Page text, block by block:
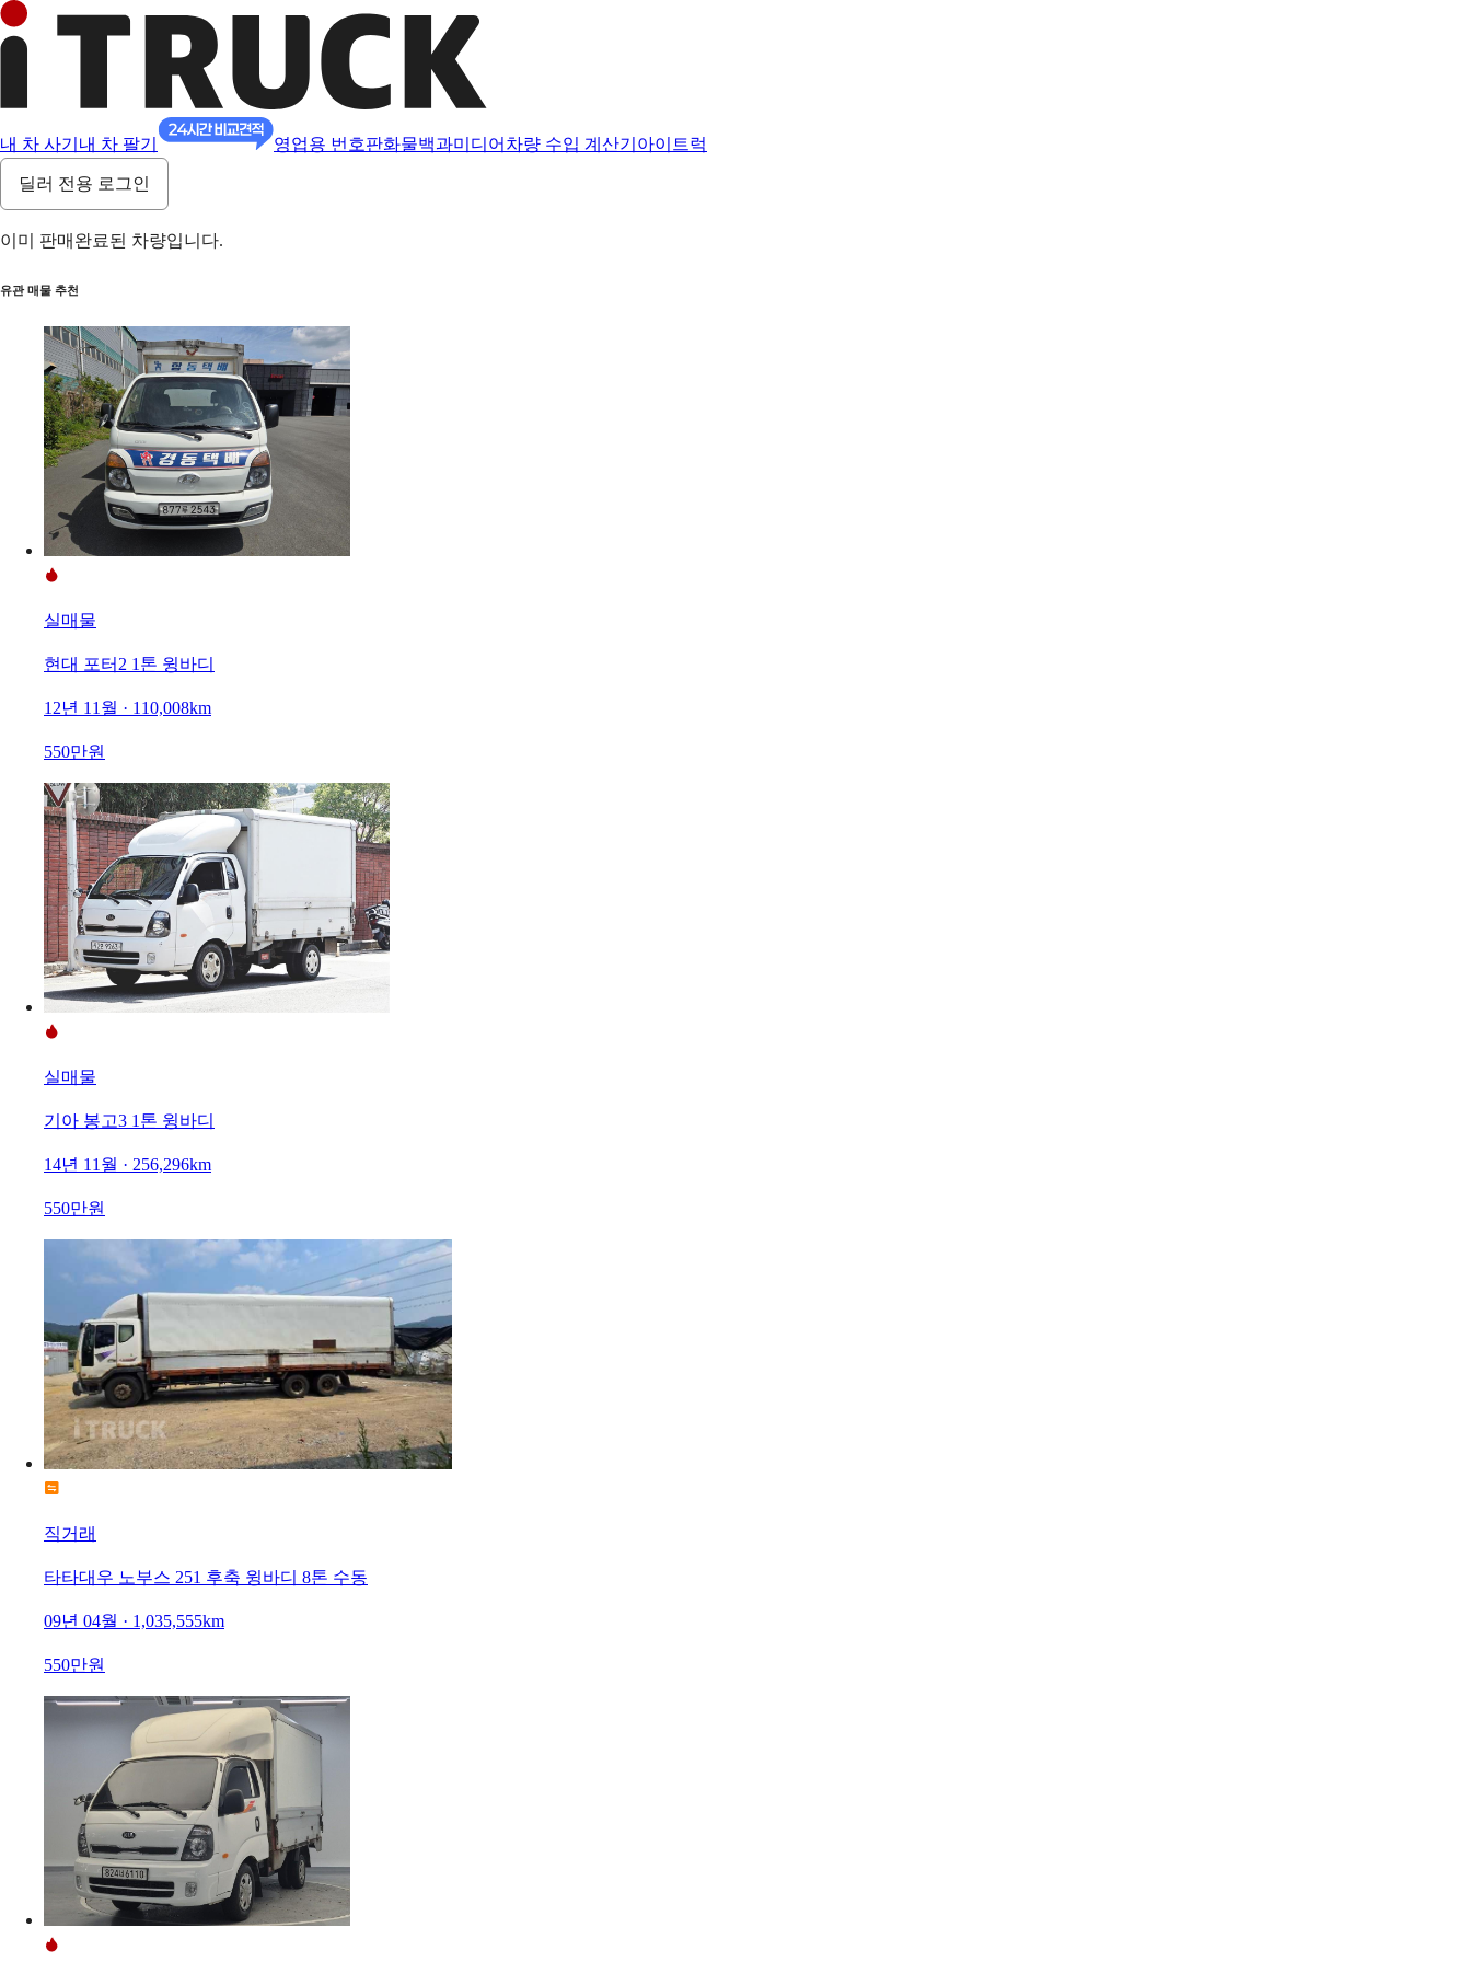
내 차 사기 내 차 팔기 영업용 번호판화물백과미디어 차량 수입 계산기 아이트럭
딜러 전용 로그인
이미 판매완료된 차량입니다.
유관 매물 추천
실매물
현대 포터2 1톤 윙바디
12년 11월 · 110,008km
550만원
실매물
기아 봉고3 1톤 윙바디
14년 11월 · 256,296km
550만원
직거래
타타대우 노부스 251 후축 윙바디 8톤 수동
09년 04월 · 1,035,555km
550만원